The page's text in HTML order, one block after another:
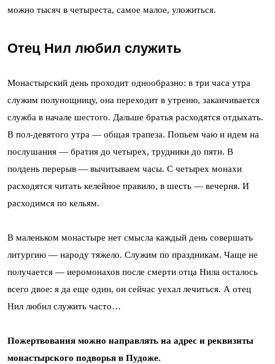
можно тысяч в четыреста, самое малое, уложиться.
Отец Нил любил служить
Монастырский день проходит однообразно: в три часа утра
служим полунощницу, она переходит в утреню, заканчивается
служба в начале шестого. Дальше братья расходятся отдыхать.
В пол-девятого утра — общая трапеза. Попьем чаю и идем на
послушания — братия до четырех, трудники до пяти. В
полдень перерыв — вычитываем часы. С четырех монахи
расходятся читать келейное правило, в шесть — вечерня. И
расходимся по кельям.
В маленьком монастыре нет смысла каждый день совершать
литургию — народу тяжело. Служим по праздникам. Чаще не
получается — иеромонахов после смерти отца Нила осталось
всего двое: я да еще один, он сейчас уехал лечиться. А отец
Нил любил служить часто…
Пожертвования можно направлять на адрес и реквизиты
монастырского подворья в Пудоже.